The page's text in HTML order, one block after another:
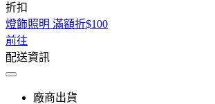
折扣
燈飾照明 滿額折$100
前往
配送資訊
廠商出貨